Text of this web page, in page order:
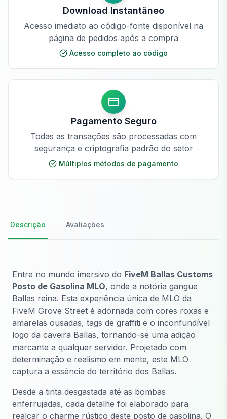
Download Instantâneo
Acesso imediato ao código-fonte disponível na
página de pedidos após a compra
Acesso completo ao código
Pagamento Seguro
Todas as transações são processadas com
segurança e criptografia padrão do setor
Múltiplos métodos de pagamento
Descrição Avaliações
Entre no mundo imersivo do FiveM Ballas Customs
Posto de Gasolina MLO, onde a notória gangue
Ballas reina. Esta experiência única de MLO da
FiveM Grove Street é adornada com cores roxas e
amarelas ousadas, tags de graffiti e o inconfundível
logo da caveira Ballas, tornando-se uma adição
marcante a qualquer servidor. Projetado com
determinação e realismo em mente, este MLO
captura a essência do território dos Ballas.
Desde a tinta desgastada até as bombas
enferrujadas, cada detalhe foi elaborado para
realçar o charme rústico deste posto de gasolina. O